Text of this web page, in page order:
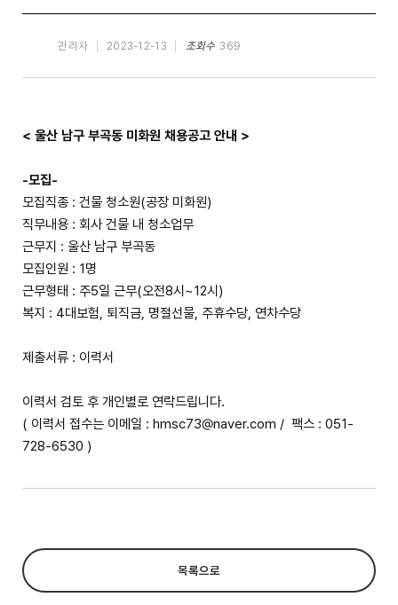
관리자 2023-12-13 조회수 369
< 울산 남구 부곡동 미화원 채용공고 안내 >
-모집-
모집직종 : 건물 청소원(공장 미화원)
직무내용 : 회사 건물 내 청소업무
근무지 : 울산 남구 부곡동
모집인원 : 1명
근무형태 : 주5일 근무(오전8시~12시)
복지 : 4대보험, 퇴직금, 명절선물, 주휴수당, 연차수당
제출서류 : 이력서
이력서 검토 후 개인별로 연락드립니다.
( 이력서 접수는 이메일 : hmsc73@naver.com / 팩스 : 051-
728-6530 )
목록으로